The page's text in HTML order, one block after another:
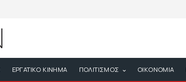
ΕΡΓΑΤΙΚΟ ΚΙΝΗΜΑ ΠΟΛΙΤΙΣΜΟΣ ΟΙΚΟΝΟΜΙΑ